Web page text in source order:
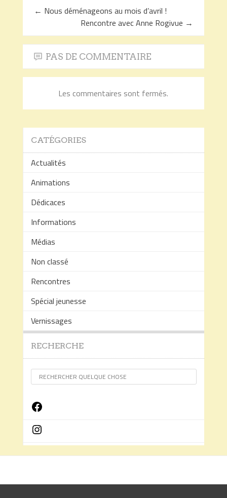
← Nous déménageons au mois d’avril !
Rencontre avec Anne Rogivue →
PAS DE COMMENTAIRE
Les commentaires sont fermés.
CATÉGORIES
Actualités
Animations
Dédicaces
Informations
Médias
Non classé
Rencontres
Spécial jeunesse
Vernissages
RECHERCHE